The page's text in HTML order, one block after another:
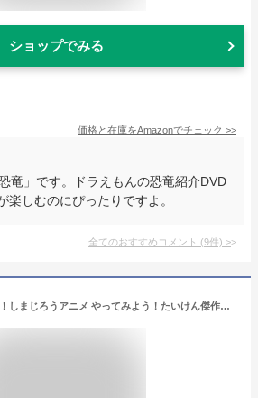
ショップでみる
価格と在庫をAmazonでチェック >>
竜」です。ドラえもんの恐竜紹介DVD
楽しむのにぴったりですよ。
全てのおすすめコメント (9件) >
しまじろうのわお！しまじろうアニメ やってみよう！たいけん傑作選 DVD 送料無料 しまじろう 体験 ベスト ダンス 歌 幼児 知育 子供 0歳 1歳 1歳半 2歳 3歳 4歳 5歳 6歳 子ども 幼稚園 保育園 ランキング おすすめ 人気 ベネッセ 誕生日 プレゼント ギフト プレゼント